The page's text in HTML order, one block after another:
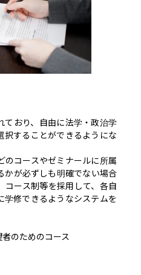
ており、自由に法学・政治学
択することができるようにな
のコースやゼミナールに所属
かが必ずしも明確でない場合
コース制等を採用して、各自
学修できるようなシステムを
のためのコース